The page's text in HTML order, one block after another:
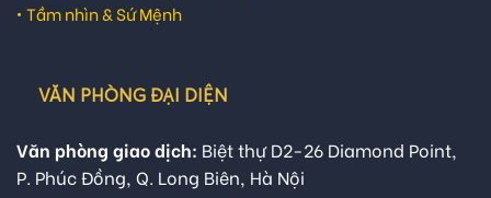
• Tầm nhìn & Sứ Mệnh
VĂN PHÒNG ĐẠI DIỆN
Văn phòng giao dịch: Biệt thự D2-26 Diamond Point,
P. Phúc Đồng, Q. Long Biên, Hà Nội